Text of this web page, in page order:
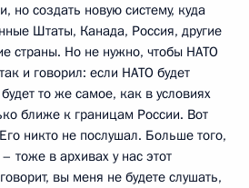
но создать новую систему, куда
Штаты, Канада, Россия, другие
страны. Но не нужно, чтобы НАТО
и говорил: если НАТО будет
то же самое, как в условиях
ближе к границам России. Вот
никто не послушал. Больше того,
тоже в архивах у нас этот
вы меня не будете слушать,